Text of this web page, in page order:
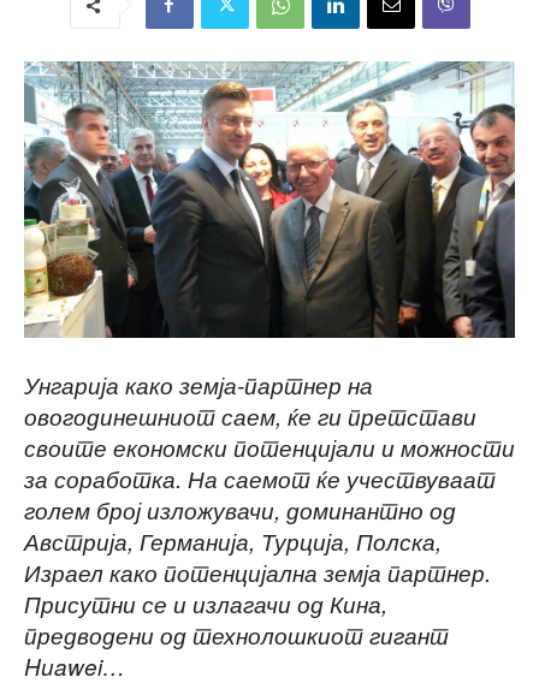
Унгарија како земја-партнер на
овогодинешниот саем, ќе ги претстави
своите економски потенцијали и можности
за соработка. На саемот ќе учествуваат
голем број изложувачи, доминантно од
Австрија, Германија, Турција, Полска,
Израел како потенцијална земја партнер.
Присутни се и излагачи од Кина,
предводени од технолошкиот гигант
Huawei…